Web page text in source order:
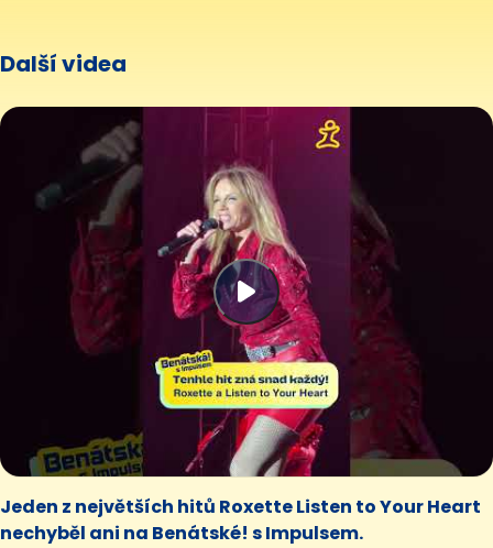
Další videa
Jeden z největších hitů Roxette Listen to Your Heart
nechyběl ani na Benátské! s Impulsem.